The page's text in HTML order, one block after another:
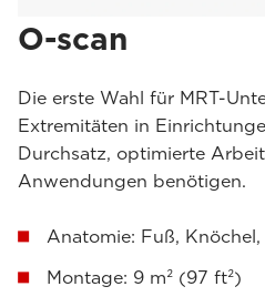
O-scan
Die erste Wahl für MRT-
Extremitäten in
Durchsatz, optimierte
Anwendungen benötigen.
Anatomie: Fuß,
Montage: 9 m² (97 ft²)